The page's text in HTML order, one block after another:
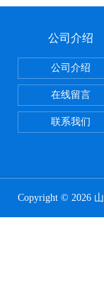
公司介绍
公司介绍
在线留言
联系我们
Copyright © 2026